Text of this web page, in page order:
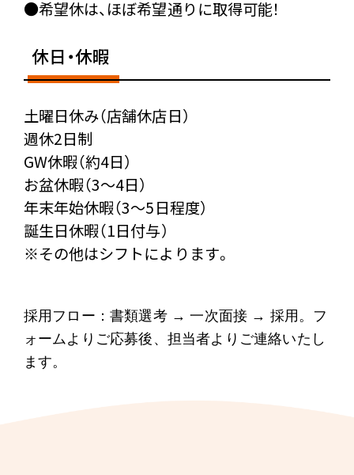
●希望休は、ほぼ希望通りに取得可能！
休日・休暇
土曜日休み（店舗休店日）
週休2日制
GW休暇（約4日）
お盆休暇（3～4日）
年末年始休暇（3～5日程度）
誕生日休暇（1日付与）
※その他はシフトによります。
採用フロー：書類選考 → 一次面接 → 採用。フ
ォームよりご応募後、担当者よりご連絡いたし
ます。